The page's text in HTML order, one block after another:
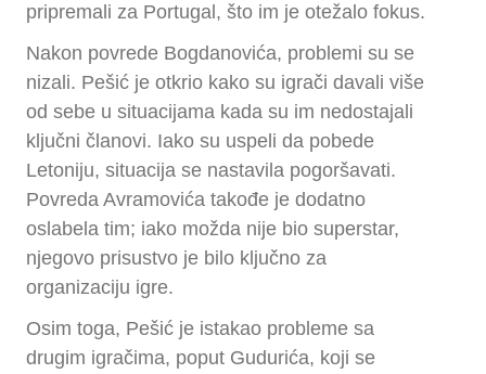
pripremali za Portugal, što im je otežalo fokus.
Nakon povrede Bogdanovića, problemi su se
nizali. Pešić je otkrio kako su igrači davali više
od sebe u situacijama kada su im nedostajali
ključni članovi. Iako su uspeli da pobede
Letoniju, situacija se nastavila pogoršavati.
Povreda Avramovića takođe je dodatno
oslabela tim; iako možda nije bio superstar,
njegovo prisustvo je bilo ključno za
organizaciju igre.
Osim toga, Pešić je istakao probleme sa
drugim igračima, poput Gudurića, koji se